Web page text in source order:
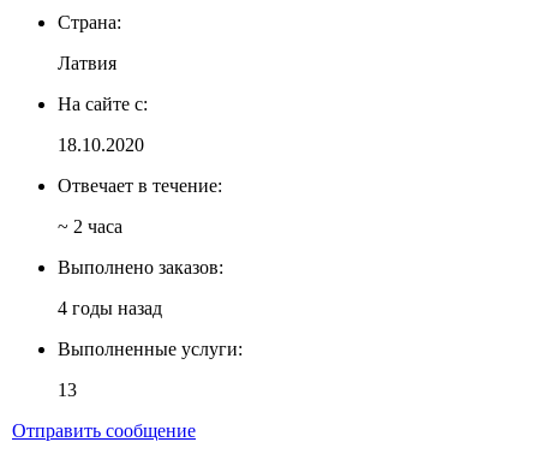
Страна:
Латвия
На сайте с:
18.10.2020
Отвечает в течение:
~ 2 часа
Выполнено заказов:
4 годы назад
Выполненные услуги:
13
Отправить сообщение